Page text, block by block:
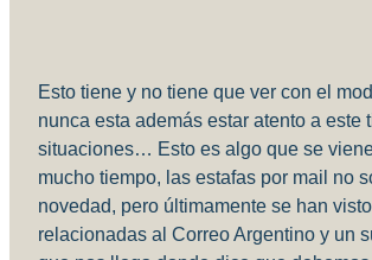
Esto tiene y no tiene que ver con el
nunca esta además estar atento a este
situaciones… Esto es algo que se
mucho tiempo, las estafas por mail no
novedad, pero últimamente se han
relacionadas al Correo Argentino y un